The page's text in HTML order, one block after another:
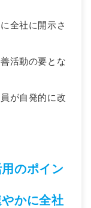
全社に開示さ
活動の要とな
が自発的に改
のポイン
かに全社